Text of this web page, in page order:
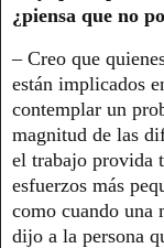
¿piensa que no
– Creo que
están implicados
contemplar un
magnitud de las
el trabajo provida
esfuerzos más
como cuando una
dijo a la persona